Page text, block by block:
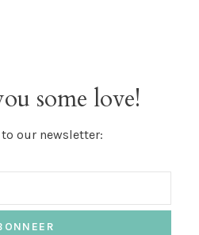
some love!
our newsletter: